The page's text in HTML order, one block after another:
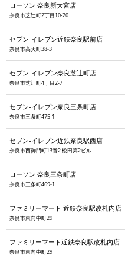
ローソン 奈良新大宮店
奈良市芝辻町2丁目10-20
セブン-イレブン近鉄奈良駅前店
奈良市高天町38-3
セブン-イレブン奈良芝辻町店
奈良市芝辻町4丁目2-7
セブン-イレブン奈良三条町店
奈良市三条町475-1
セブン-イレブン近鉄奈良駅西店
奈良市西御門町13番2 松田第2ビル
ローソン 奈良三条町店
奈良市三条町469-1
ファミリーマート 近鉄奈良駅改札内店
奈良市東向中町29
ファミリーマート近鉄奈良駅改札内店
奈良市東向中町29